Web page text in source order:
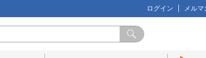
ログイン メルマ